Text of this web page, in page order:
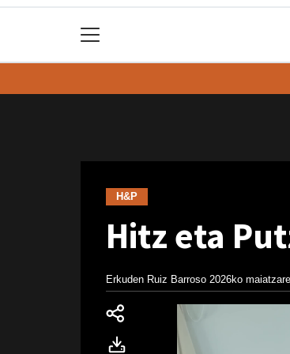
H&P
Hitz eta
Erkuden Ruiz Barroso 2026ko